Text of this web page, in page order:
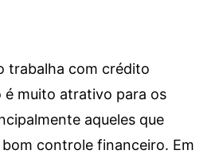
trabalha com crédito
muito atrativo para os
aqueles que
controle financeiro. Em